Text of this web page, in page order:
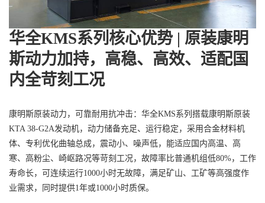
华全KMS系列核心优势 | 原装康明
斯动力加持，高稳、高效、适配国
内全苛刻工况
康明斯原装动力，可靠耐用抗冲击：华全KMS系列搭载康明斯原装
KTA 38-G2A发动机，动力储备充足、运行稳定，采用合金材料机
体、专利优化曲轴总成，震动小、噪声低，能适应国内高温、高
寒、高粉尘、崎岖路况等苛刻工况，故障率比普通机组低80%，工作
寿命长，可连续运行1000小时无故障，满足矿山、工矿等高强度作
业需求，同时提供1年或1000小时质保。